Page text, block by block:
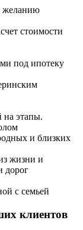
желанию
стоимости
под ипотеку
на этапы.
и близких
жизни и
дорог
с семьей
клиентов